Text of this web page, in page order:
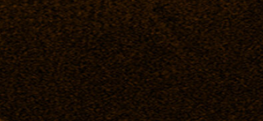
Daniel Dolenc
KTP-Basketin
haaviin